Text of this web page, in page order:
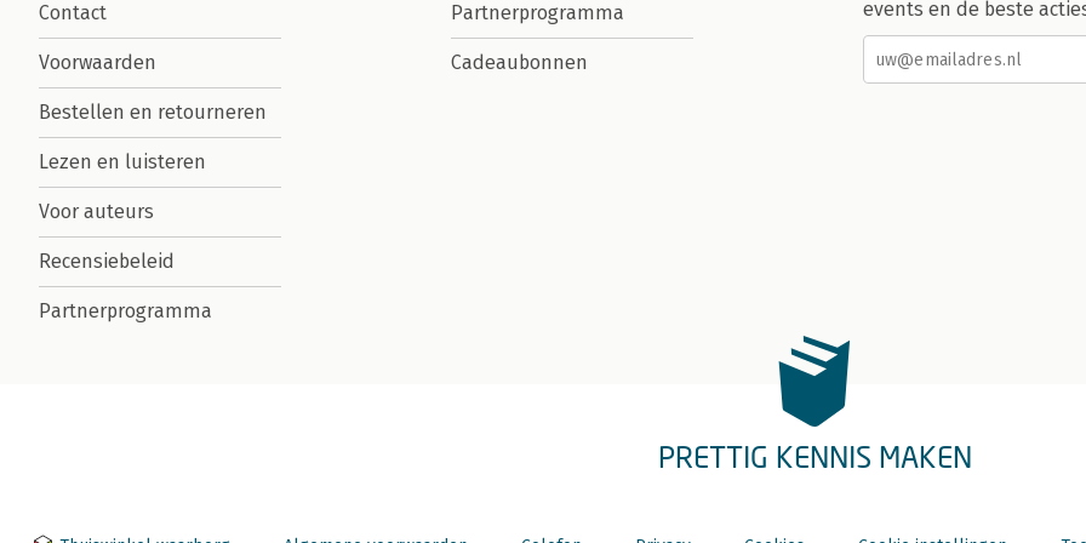
Contact
Voorwaarden
Bestellen en retourneren
Lezen en luisteren
Voor auteurs
Recensiebeleid
Partnerprogramma
Partnerprogramma
Cadeaubonnen
events en de beste
PRETTIG KENNIS MAKEN